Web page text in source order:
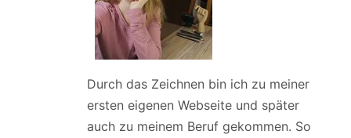
Durch das Zeichnen bin ich zu meiner
ersten eigenen Webseite und später
auch zu meinem Beruf gekommen. So